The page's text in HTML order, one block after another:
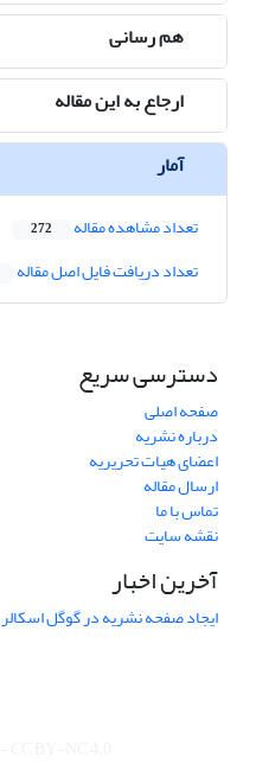
هم رسانی
ارجاع به این مقاله
آمار
تعداد مشاهده مقاله 272
تعداد دریافت فایل اصل مقاله
دسترسی سریع
صفحه اصلی
درباره نشریه
اعضای هیات تحریریه
ارسال مقاله
تماس با ما
نقشه سایت
آخرین اخبار
ایجاد صفحه نشریه در گوگل اسکالر